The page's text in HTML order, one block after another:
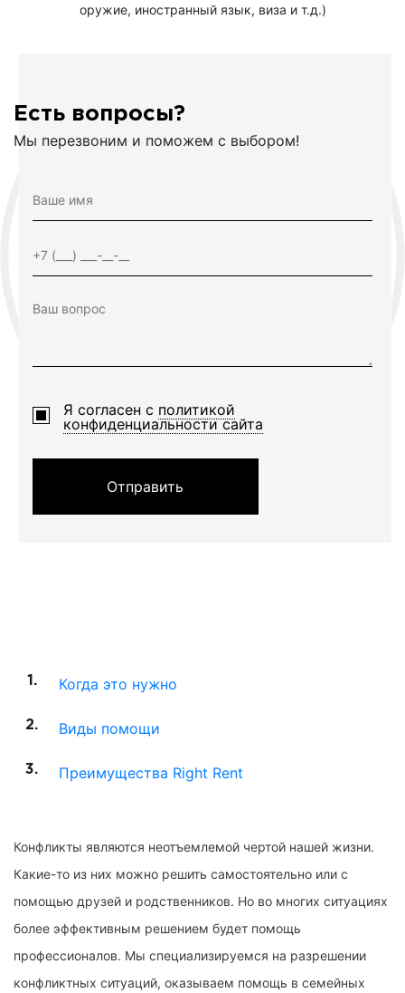
оружие, иностранный язык, виза и т.д.)
Есть вопросы?
Мы перезвоним и поможем с выбором!
Я согласен с политикой
конфиденциальности сайта
Отправить
Когда это нужно
Виды помощи
Преимущества Right Rent
Конфликты являются неотъемлемой чертой нашей жизни.
Какие-то из них можно решить самостоятельно или с
помощью друзей и родственников. Но во многих ситуациях
более эффективным решением будет помощь
профессионалов. Мы специализируемся на разрешении
конфликтных ситуаций, оказываем помощь в семейных